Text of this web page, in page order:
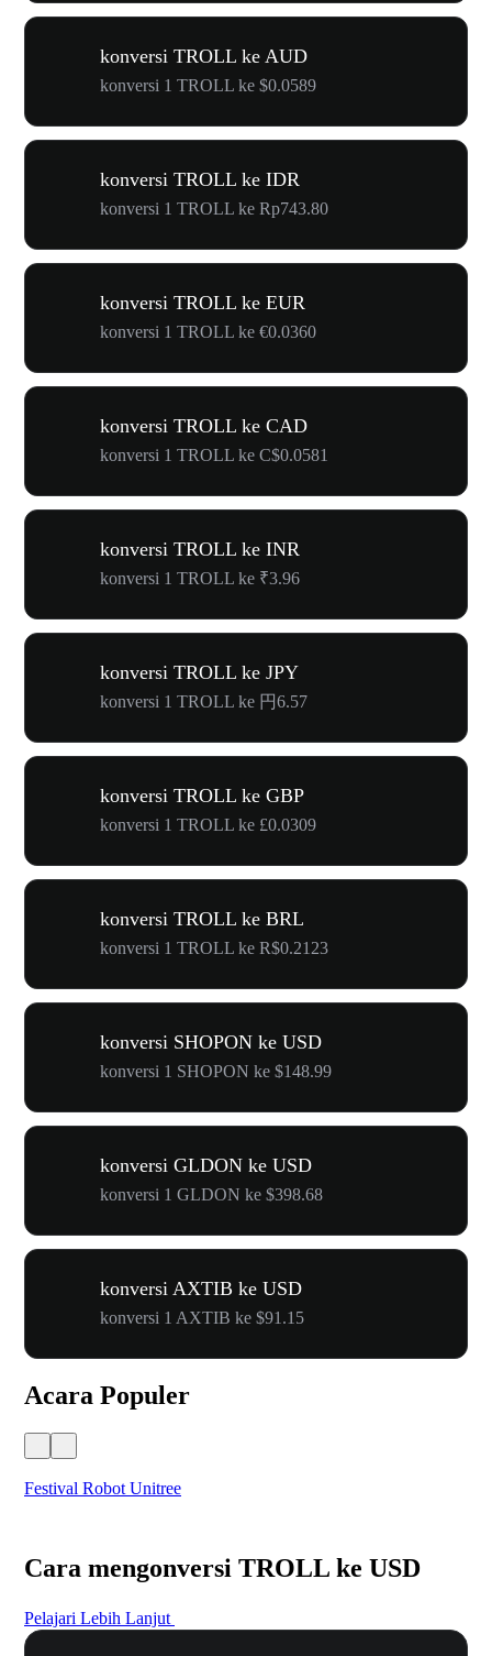
konversi TROLL ke AUD
konversi 1 TROLL ke $0.0589
konversi TROLL ke IDR
konversi 1 TROLL ke Rp743.80
konversi TROLL ke EUR
konversi 1 TROLL ke €0.0360
konversi TROLL ke CAD
konversi 1 TROLL ke C$0.0581
konversi TROLL ke INR
konversi 1 TROLL ke ₹3.96
konversi TROLL ke JPY
konversi 1 TROLL ke 円6.57
konversi TROLL ke GBP
konversi 1 TROLL ke £0.0309
konversi TROLL ke BRL
konversi 1 TROLL ke R$0.2123
konversi SHOPON ke USD
konversi 1 SHOPON ke $148.99
konversi GLDON ke USD
konversi 1 GLDON ke $398.68
konversi AXTIB ke USD
konversi 1 AXTIB ke $91.15
Acara Populer
Festival Robot Unitree
Cara mengonversi TROLL ke USD
Pelajari Lebih Lanjut